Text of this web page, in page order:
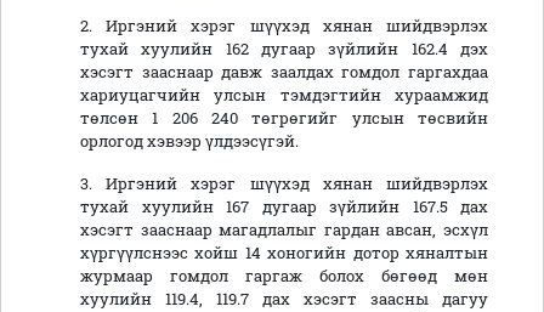
2. Иргэний хэрэг шүүхэд хянан шийдвэрлэх
тухай хуулийн 162 дугаар зүйлийн 162.4 дэх
хэсэгт зааснаар давж заалдах гомдол гаргахдаа
хариуцагчийн улсын тэмдэгтийн хураамжид
төлсөн 1 206 240 төгрөгийг улсын төсвийн
орлогод хэвээр үлдээсүгэй.
3. Иргэний хэрэг шүүхэд хянан шийдвэрлэх
тухай хуулийн 167 дугаар зүйлийн 167.5 дах
хэсэгт зааснаар магадлалыг гардан авсан, эсхүл
хүргүүлснээс хойш 14 хоногийн дотор хяналтын
журмаар гомдол гаргаж болох бөгөөд мөн
хуулийн 119.4, 119.7 дах хэсэгт заасны дагуу